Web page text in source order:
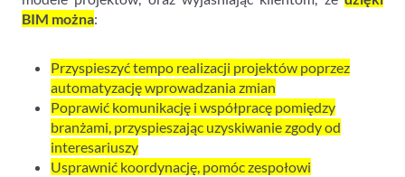
BIM można:
Przyspieszyć tempo realizacji projektów poprzez
automatyzację wprowadzania zmian
Poprawić komunikację i współpracę pomiędzy
branżami, przyspieszając uzyskiwanie zgody od
interesariuszy
Usprawnić koordynację, pomóc zespołowi